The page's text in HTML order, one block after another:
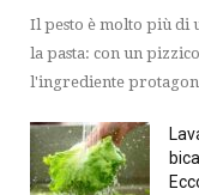
Il pesto è molto più di
la pasta: con un
l'ingrediente